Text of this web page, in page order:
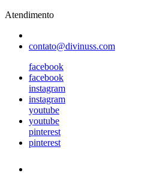
Atendimento
contato@divinuss.com
facebook
facebook
instagram
instagram
youtube
youtube
pinterest
pinterest